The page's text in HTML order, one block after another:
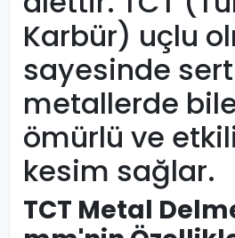
Karbür) uçlu
sayesinde sert
metallerde
ömürlü ve
kesim sağlar.
TCT Metal